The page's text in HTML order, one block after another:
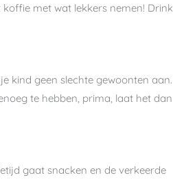
met wat lekkers nemen! Drink
kind geen slechte gewoonten aan.
te hebben, prima, laat het dan
gaat snacken en de verkeerde